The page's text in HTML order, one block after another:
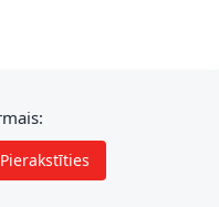
Pierakstīties